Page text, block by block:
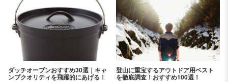
ダッチオーブンおすすめ30選｜キャ
ンプクオリティを飛躍的にあげる！
登山に重宝するアウトドア用ベスト
を徹底調査！おすすめ100選！